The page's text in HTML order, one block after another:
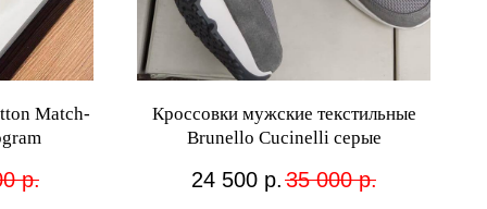
Match-
р.
Кроссовки мужские текстильные
Brunello Cucinelli серые
24 500 р. 35 000 р.